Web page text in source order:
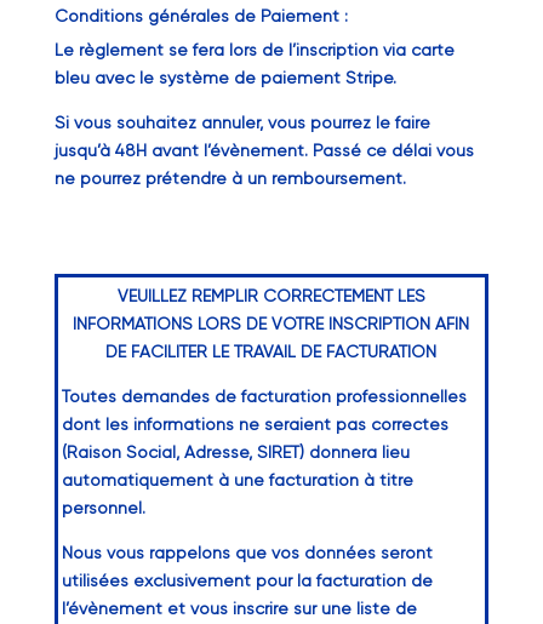
Conditions générales de Paiement :
Le règlement se fera lors de l’inscription via carte
bleu avec le système de paiement Stripe.
Si vous souhaitez annuler, vous pourrez le faire
jusqu’à 48H avant l’évènement. Passé ce délai vous
ne pourrez prétendre à un remboursement.
VEUILLEZ REMPLIR CORRECTEMENT LES
INFORMATIONS LORS DE VOTRE INSCRIPTION AFIN
DE FACILITER LE TRAVAIL DE FACTURATION
Toutes demandes de facturation professionnelles
dont les informations ne seraient pas correctes
(Raison Social, Adresse, SIRET) donnera lieu
automatiquement à une facturation à titre
personnel.
Nous vous rappelons que vos données seront
utilisées exclusivement pour la facturation de
l’évènement et vous inscrire sur une liste de